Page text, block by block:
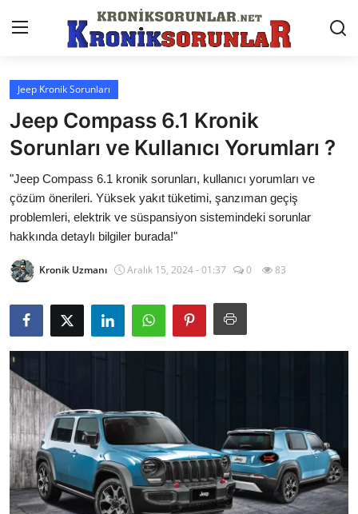
Anasayfa
Markalar
İletişim
Trafik & Cezalar
Sigorta & Kasko
Vergi & ÖTV & MTV
Muayene & Ruhsat
Sorgulamalar
İkinci El & Alım-Satım
Bakım & Arıza Çözümleri
Elektrikli & Hibrit
Kiralama & Filo
Jeep Kronik Sorunları
Jeep Compass 6.1 Kronik
Sorunları ve Kullanıcı Yorumları ?
"Jeep Compass 6.1 kronik sorunları, kullanıcı yorumları ve
çözüm önerileri. Yüksek yakıt tüketimi, şanzıman geçiş
problemleri, elektrik ve süspansiyon sistemindeki sorunlar
hakkında detaylı bilgiler burada!"
Kronik Uzmanı Aralık 15, 2024 - 01:37 0 83